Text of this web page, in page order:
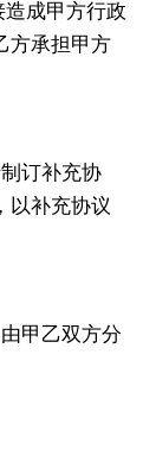
成甲方行政
方承担甲方
订补充协
以补充协议
甲乙双方分